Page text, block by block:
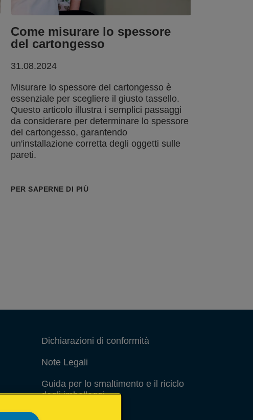
Come misurare lo spessore
del cartongesso
31.08.2024
Misurare lo spessore del cartongesso è
essenziale per scegliere il giusto tassello.
Questo articolo illustra i semplici passaggi
da considerare per determinare lo spessore
del cartongesso, garantendo
un'installazione corretta degli oggetti sulle
pareti.
PER SAPERNE DI PIÙ
Dichiarazioni di conformità
Note Legali
Guida per lo smaltimento e il riciclo
degli imballaggi